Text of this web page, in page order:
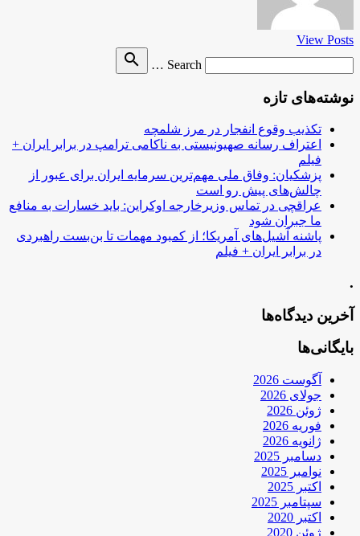
View Posts
Search …
search
نوشته‌های تازه
تکذیب وقوع انفجار در مرز شلمچه
اعتراف رسانه صهیونیستی به ناکامی ترامپ در برابر ایران +
فیلم
پزشکیان: وفاق ملی مهم‌ترین سرمایه ایران برای عبور از
چالش‌های پیش رو است
عراقچی در تماس وزیرخارجه اوکراین: باید خسارات به منافع
ما جبران شود
پاشنه آشیل‌های آمریکا؛ از کمبود مهمات تا بن‌بست راهبردی
در برابر ایران + فیلم
.
آخرین دیدگاه‌ها
بایگانی‌ها
آگوست 2026
جولای 2026
ژوئن 2026
فوریه 2026
ژانویه 2026
دسامبر 2025
نوامبر 2025
اکتبر 2025
سپتامبر 2025
اکتبر 2020
ژوئن 2020